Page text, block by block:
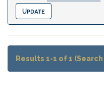
Results 1-1 of 1